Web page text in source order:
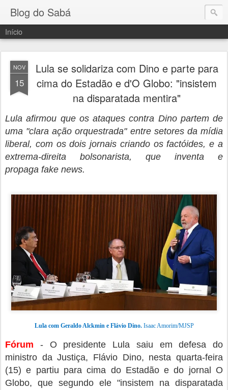
Blog do Sabá
Início
NOV
15
Lula se solidariza com Dino e parte para
cima do Estadão e d'O Globo: "insistem
na disparatada mentira"
Lula afirmou que os ataques contra Dino partem de
uma "clara ação orquestrada" entre setores da mídia
liberal, com os dois jornais criando os factóides, e a
extrema-direita bolsonarista, que inventa e
propaga fake news.
Lula com Geraldo Alckmin e Flávio Dino. Isaac Amorim/MJSP
Fórum - O presidente Lula saiu em defesa do
ministro da Justiça, Flávio Dino, nesta quarta-feira
(15) e partiu para cima do Estadão e do jornal O
Globo, que segundo ele "insistem na disparatada